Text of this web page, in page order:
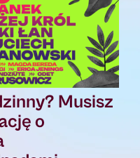
Musisz
o